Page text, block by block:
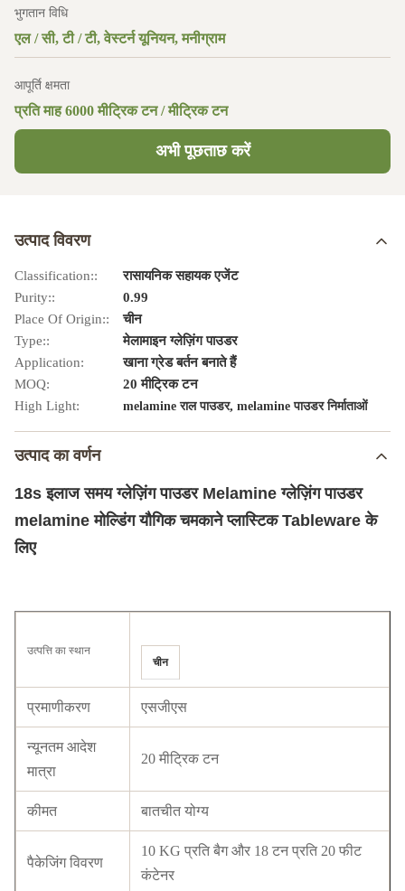
भुगतान विधि
एल / सी, टी / टी, वेस्टर्न यूनियन, मनीग्राम
आपूर्ति क्षमता
प्रति माह 6000 मीट्रिक टन / मीट्रिक टन
अभी पूछताछ करें
उत्पाद विवरण
Classification::
रासायनिक सहायक एजेंट
Purity::
0.99
Place Of Origin::
चीन
Type::
मेलामाइन ग्लेज़िंग पाउडर
Application:
खाना ग्रेड बर्तन बनाते हैं
MOQ:
20 मीट्रिक टन
High Light:
melamine राल पाउडर, melamine पाउडर निर्माताओं
उत्पाद का वर्णन
18s इलाज समय ग्लेज़िंग पाउडर Melamine ग्लेज़िंग पाउडर
melamine मोल्डिंग यौगिक चमकाने प्लास्टिक Tableware के
लिए
उत्पत्ति का स्थान
चीन
प्रमाणीकरण एसजीएस
न्यूनतम आदेश
मात्रा
20 मीट्रिक टन
कीमत बातचीत योग्य
पैकेजिंग विवरण
10 KG प्रति बैग और 18 टन प्रति 20 फीट
कंटेनर